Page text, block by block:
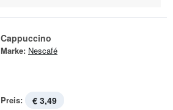
Cappuccino
Marke: Nescafé
Preis: € 3,49